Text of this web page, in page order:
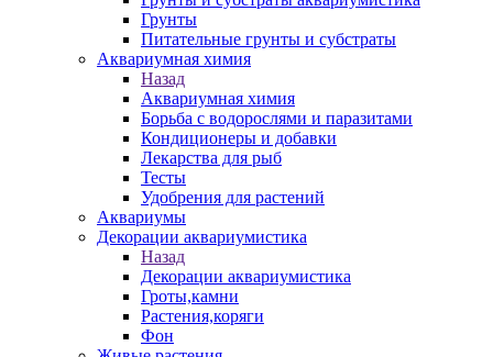
Грунты
Питательные грунты и субстраты
Аквариумная химия
Назад
Аквариумная химия
Борьба с водорослями и паразитами
Кондиционеры и добавки
Лекарства для рыб
Тесты
Удобрения для растений
Аквариумы
Декорации аквариумистика
Назад
Декорации аквариумистика
Гроты,камни
Растения,коряги
Фон